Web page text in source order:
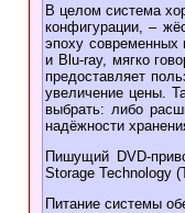
В целом система
конфигурации, –
эпоху современных
и Blu-ray, мягко
предоставляет
увеличение цены.
выбрать: либо
надёжности
Пишущий DVD-
Storage Technology
Питание системы